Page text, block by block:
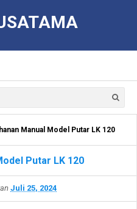
Manual Model Putar LK 120
Putar LK 120
Juli 25, 2024